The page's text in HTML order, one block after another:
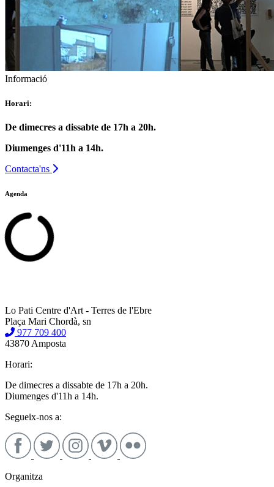
Informació
Horari:
De dimecres a dissabte de 17h a 20h.
Diumenges d'11h a 14h.
Contacta'ns
Agenda
Lo Pati Centre d'Art - Terres de l'Ebre
Plaça Mari Chordà, sn
977 709 400
43870 Amposta
Horari:
De dimecres a dissabte de 17h a 20h.
Diumenges d'11h a 14h.
Segueix-nos a:
Organitza